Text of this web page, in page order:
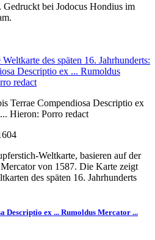
bei Jodocus Hondius im
Terrae Compendiosa Descriptio ex
Hieron: Porro redact
Weltkarte, basieren auf der
von 1587. Die Karte zeigt
des späten 16. Jahrhunderts
Descriptio ex ... Rumoldus Mercator ...